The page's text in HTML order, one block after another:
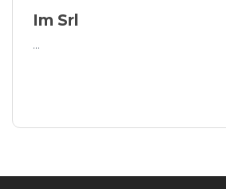
Im Srl
...